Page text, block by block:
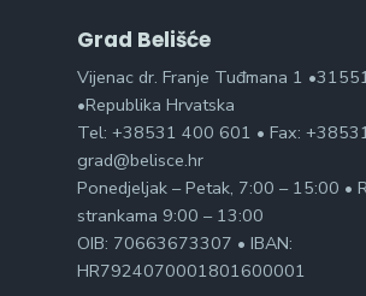
Grad Belišće
Vijenac dr. Franje Tuđmana 1
•Republika Hrvatska
Tel: +38531 400 601 • Fax:
grad@belisce.hr
Ponedjeljak – Petak, 7:00 – 15:00 •
strankama 9:00 – 13:00
OIB: 70663673307 • IBAN:
HR7924070001801600001